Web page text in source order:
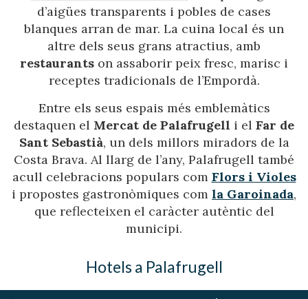
d’aigües transparents i pobles de cases
blanques arran de mar. La cuina local és un
altre dels seus grans atractius, amb
restaurants on assaborir peix fresc, marisc i
receptes tradicionals de l’Empordà.
Entre els seus espais més emblemàtics
destaquen el Mercat de Palafrugell i el Far de
Sant Sebastià, un dels millors miradors de la
Costa Brava. Al llarg de l’any, Palafrugell també
acull celebracions populars com Flors i Violes
i propostes gastronòmiques com la Garoinada,
que reflecteixen el caràcter autèntic del
municipi.
Hotels a Palafrugell